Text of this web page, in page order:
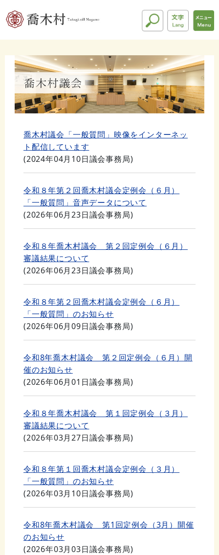
喬木村議会「一般質問」映像をインターネッ
ト配信しています
(2024年04月10日議会事務局)
令和８年第２回喬木村議会定例会（６月）
「一般質問」音声データについて
(2026年06月23日議会事務局)
令和８年喬木村議会 第２回定例会（６月）
審議結果について
(2026年06月23日議会事務局)
令和８年第２回喬木村議会定例会（６月）
「一般質問」のお知らせ
(2026年06月09日議会事務局)
令和8年喬木村議会 第２回定例会（６月）開
催のお知らせ
(2026年06月01日議会事務局)
令和８年喬木村議会 第１回定例会（３月）
審議結果について
(2026年03月27日議会事務局)
令和８年第１回喬木村議会定例会（３月）
「一般質問」のお知らせ
(2026年03月10日議会事務局)
令和8年喬木村議会 第1回定例会（3月）開催
のお知らせ
(2026年03月03日議会事務局)